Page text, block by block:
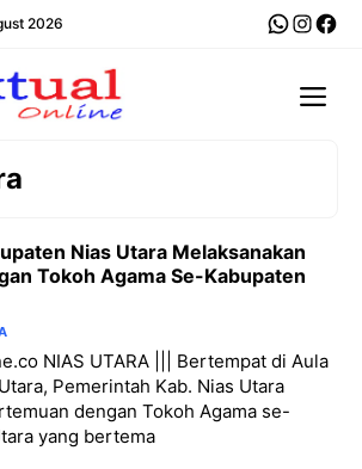
2026
Nias Utara Melaksanakan
Tokoh Agama Se-Kabupaten
NIAS UTARA ||| Bertempat di Aula
Pemerintah Kab. Nias Utara
dengan Tokoh Agama se-
yang bertema